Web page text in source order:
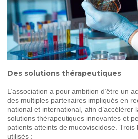
SOIGNER AUJOURD'HUI
GUÉRIR DEMAIN
AGIR ENSEMBLE
60 ANS DE COMBAT
Des solutions thérapeutiques
L’association a pour ambition d’être un
des multiples partenaires impliqués en
national et international, afin d’accélérer
solutions thérapeutiques innovantes et
patients atteints de mucoviscidose. Trois
utilisés :